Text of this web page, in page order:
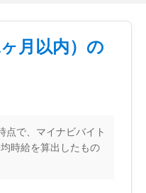
月以内）の
点で、マイナビバイト
時給を算出したもの